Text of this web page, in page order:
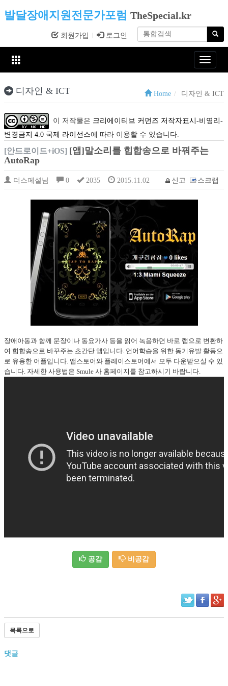
발달장애지원전문가포럼 TheSpecial.kr
회원가입 로그인
Toggle
디자인 & ICT Home 디자인 & ICT
이 저작물은 크리에이티브 커먼즈 저작자표시-비영리-
변경금지 4.0 국제 라이선스에 따라 이용할 수 있습니다.
[안드로이드+iOS] [앱]말소리를 힙합송으로 바꿔주는
AutoRap
더스페셜님 0 2035 2015.11.02 신고 스크랩
장애아동과 함께 문장이나 동요가사 등을 읽어 녹음하면 바로 랩으로 변환하
여 힙합송으로 바꾸주는 초간단 앱입니다. 언어학습을 위한 동기유발 활동으
로 유용한 어플입니다. 앱스토어와 플레이스토어에서 모두 다운받으실 수 있
습니다. 자세한 사용법은 Smule 사 홈페이지를 참고하시기 바랍니다.
공감 비공감
목록으로
댓글